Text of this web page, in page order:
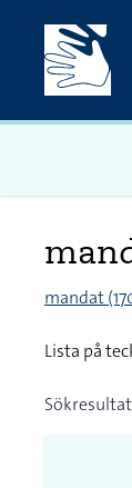
mandat
Lista på